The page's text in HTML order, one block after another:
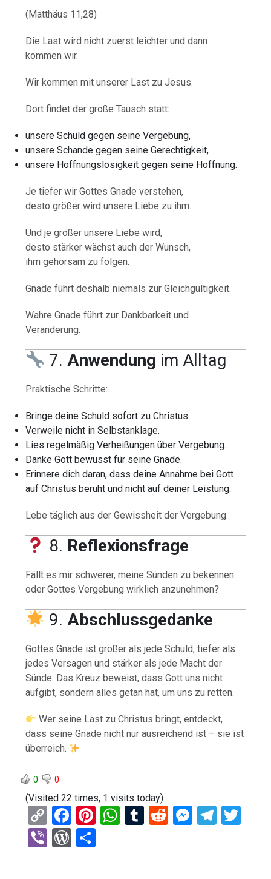
(Matthäus 11,28)
Die Last wird nicht zuerst leichter und dann
kommen wir.
Wir kommen mit unserer Last zu Jesus.
Dort findet der große Tausch statt:
unsere Schuld gegen seine Vergebung,
unsere Schande gegen seine Gerechtigkeit,
unsere Hoffnungslosigkeit gegen seine Hoffnung.
Je tiefer wir Gottes Gnade verstehen,
desto größer wird unsere Liebe zu ihm.
Und je größer unsere Liebe wird,
desto stärker wächst auch der Wunsch,
ihm gehorsam zu folgen.
Gnade führt deshalb niemals zur Gleichgültigkeit.
Wahre Gnade führt zur Dankbarkeit und
Veränderung.
7. Anwendung im Alltag
Praktische Schritte:
Bringe deine Schuld sofort zu Christus.
Verweile nicht in Selbstanklage.
Lies regelmäßig Verheißungen über Vergebung.
Danke Gott bewusst für seine Gnade.
Erinnere dich daran, dass deine Annahme bei Gott
auf Christus beruht und nicht auf deiner Leistung.
Lebe täglich aus der Gewissheit der Vergebung.
8. Reflexionsfrage
Fällt es mir schwerer, meine Sünden zu bekennen
oder Gottes Vergebung wirklich anzunehmen?
9. Abschlussgedanke
Gottes Gnade ist größer als jede Schuld, tiefer als
jedes Versagen und stärker als jede Macht der
Sünde. Das Kreuz beweist, dass Gott uns nicht
aufgibt, sondern alles getan hat, um uns zu retten.
Wer seine Last zu Christus bringt, entdeckt,
dass seine Gnade nicht nur ausreichend ist – sie ist
überreich.
0 0
(Visited 22 times, 1 visits today)
C
o
py
F
a
ce
Pi W T
R
M T
Vi W